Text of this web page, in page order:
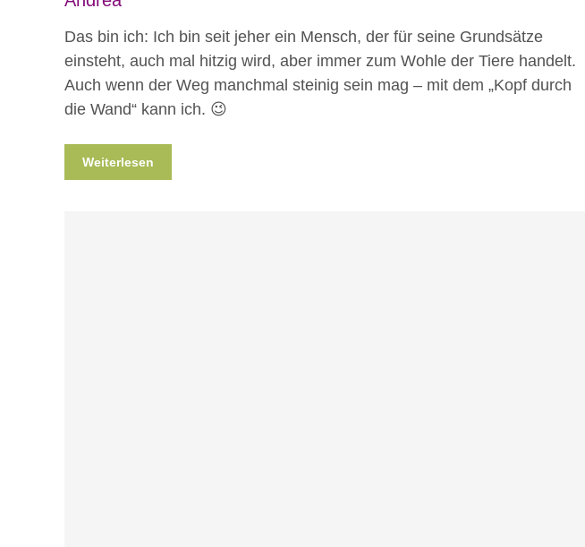
Das bin ich: Ich bin seit jeher ein Mensch, der für seine Grundsätze
einsteht, auch mal hitzig wird, aber immer zum Wohle der Tiere handelt.
Auch wenn der Weg manchmal steinig sein mag – mit dem „Kopf durch
die Wand“ kann ich. 😉
Weiterlesen